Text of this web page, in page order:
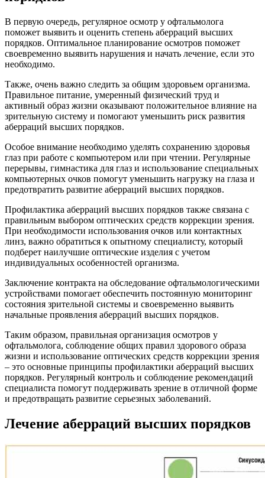
В первую очередь, регулярное осмотр у офтальмолога
поможет выявить и оценить степень аберраций высших
порядков. Оптимальное планирование осмотров поможет
своевременно выявить нарушения и начать лечение, если это
необходимо.
Также, очень важно следить за общим здоровьем организма.
Правильное питание, умеренный физический труд и
активный образ жизни оказывают положительное влияние на
зрительную систему и помогают уменьшить риск развития
аберраций высших порядков.
Особое внимание необходимо уделять сохранению здоровья
глаз при работе с компьютером или при чтении. Регулярные
перерывы, гимнастика для глаз и использование специальных
компьютерных очков помогут уменьшить нагрузку на глаза и
предотвратить развитие аберраций высших порядков.
Профилактика аберраций высших порядков также связана с
правильным выбором оптических средств коррекции зрения.
При необходимости использования очков или контактных
линз, важно обратиться к опытному специалисту, который
подберет наилучшие оптические изделия с учетом
индивидуальных особенностей организма.
Заключение контракта на обследование офтальмологическими
устройствами помогает обеспечить постоянную мониторинг
состояния зрительной системы и своевременно выявить
начальные проявления аберраций высших порядков.
Таким образом, правильная организация осмотров у
офтальмолога, соблюдение общих правил здорового образа
жизни и использование оптических средств коррекции зрения
– это основные принципы профилактики аберраций высших
порядков. Регулярный контроль и соблюдение рекомендаций
специалиста помогут поддерживать зрение в отличной форме
и предотвращать развитие серьезных заболеваний.
Лечение аберраций высших порядков